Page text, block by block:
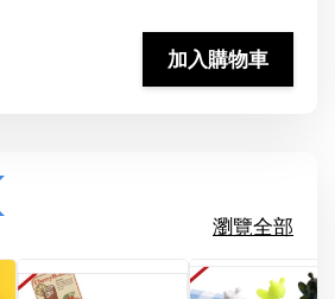
加入購物車
瀏覽全部